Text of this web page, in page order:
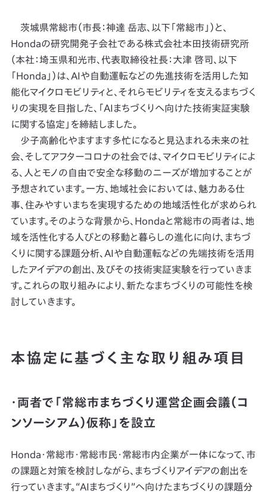
茨城県常総市（市長：神達 岳志、以下「常総市」）と、
Hondaの研究開発子会社である株式会社本田技術研究所
（本社：埼玉県和光市、代表取締役社長：大津 啓司、以下
「Honda」）は、AIや自動運転などの先進技術を活用した知
能化マイクロモビリティと、それらモビリティを支えるまちづく
りの実現を目指した、「AIまちづくりへ向けた技術実証実験
に関する協定」を締結しました。
少子高齢化やますます多忙になると見込まれる未来の社
会、そしてアフターコロナの社会では、マイクロモビリティによ
る、人とモノの自由で安全な移動のニーズが増加することが
予想されています。一方、地域社会においては、魅力ある仕
事、住みやすいまちを実現するための地域活性化が求められ
ています。そのような背景から、Hondaと常総市の両者は、地
域を活性化する人びとの移動と暮らしの進化に向け、まちづ
くりに関する課題分析、AIや自動運転などの先端技術を活用
したアイデアの創出、及びその技術実証実験を行っていきま
す。これらの取り組みにより、新たなまちづくりの可能性を検
討していきます。
本協定に基づく主な取り組み項目
・両者で「常総市まちづくり運営企画会議（コ
ンソーシアム）仮称」を設立
Honda・常総市・常総市民・常総市内企業が一体になって、市
の課題と対策を検討しながら、まちづくりアイデアの創出を
行っていきます。“AIまちづくり”へ向けたまちづくりの課題分